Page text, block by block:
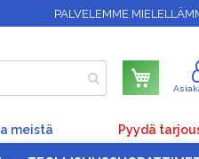
PALVELEMME
meistä Pyydä